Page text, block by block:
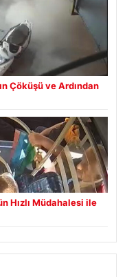
Çöküşü ve Ardından
Hızlı Müdahalesi ile